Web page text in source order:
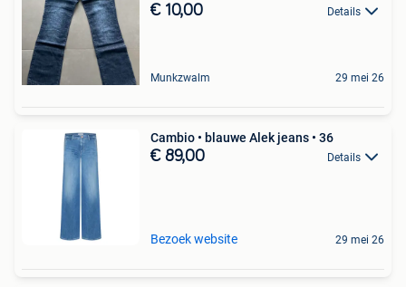
€ 10,00 Details
Munkzwalm 29 mei 26
Cambio • blauwe Alek jeans • 36
€ 89,00 Details
Bezoek website 29 mei 26